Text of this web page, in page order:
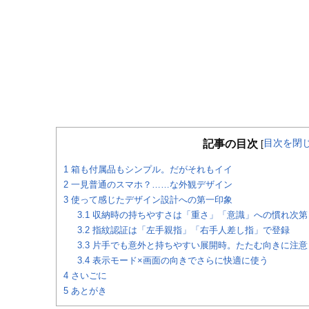
記事の目次 [目次を閉
1箱も付属品もシンプル。だがそれもイイ
2一見普通のスマホ？……な外観デザイン
3使って感じたデザイン設計への第一印象
3.1収納時の持ちやすさは「重さ」「意識」への慣れ次第
3.2指紋認証は「左手親指」「右手人差し指」で登録
3.3片手でも意外と持ちやすい展開時。たたむ向きに注意
3.4表示モード×画面の向きでさらに快適に使う
4さいごに
5あとがき